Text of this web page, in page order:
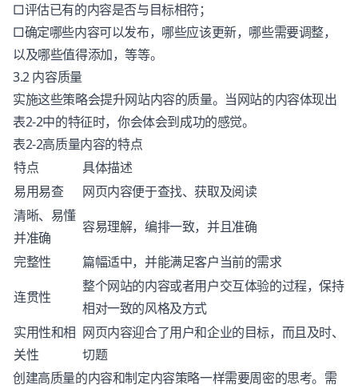
□评估已有的内容是否与目标相符；
□确定哪些内容可以发布，哪些应该更新，哪些需要调整，
以及哪些值得添加，等等。
3.2 内容质量
实施这些策略会提升网站内容的质量。当网站的内容体现出
表2-2中的特征时，你会体会到成功的感觉。
表2-2高质量内容的特点
特点
具体描述
易用易查
网页内容便于查找、获取及阅读
清晰、易懂
并准确
容易理解，编排一致，并且准确
完整性
篇幅适中，并能满足客户当前的需求
连贯性
整个网站的内容或者用户交互体验的过程，保持
相对一致的风格及方式
实用性和相
关性
网页内容迎合了用户和企业的目标，而且及时、
切题
创建高质量的内容和制定内容策略一样需要周密的思考。需